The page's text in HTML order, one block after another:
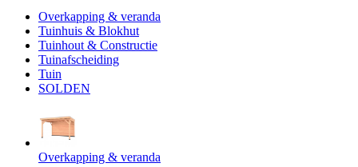
Overkapping & veranda
Tuinhuis & Blokhut
Tuinhout & Constructie
Tuinafscheiding
Tuin
SOLDEN
Overkapping & veranda